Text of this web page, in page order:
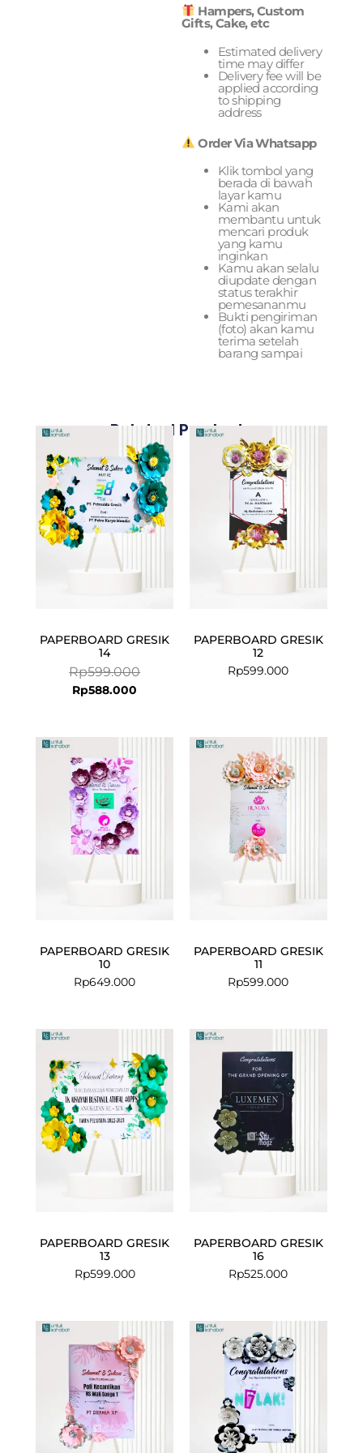
Hampers, Custom
Gifts, Cake, etc
Estimated delivery
time may differ
Delivery fee will be
applied according
to shipping
address
Order Via Whatsapp
Klik tombol yang
berada di bawah
layar kamu
Kami akan
membantu untuk
mencari produk
yang kamu
inginkan
Kamu akan selalu
diupdate dengan
status terakhir
pemesananmu
Bukti pengiriman
(foto) akan kamu
terima setelah
barang sampai
Related Products
PAPERBOARD GRESIK
14
Rp599.000
Original
price
was:
Rp599.000.
Rp588.000
Current
price
is:
Rp588.000.
PAPERBOARD GRESIK
12
Rp599.000
PAPERBOARD GRESIK
10
Rp649.000
PAPERBOARD GRESIK
11
Rp599.000
PAPERBOARD GRESIK
13
Rp599.000
PAPERBOARD GRESIK
16
Rp525.000
price
Rp649.000.
price
is:
Rp630.000.